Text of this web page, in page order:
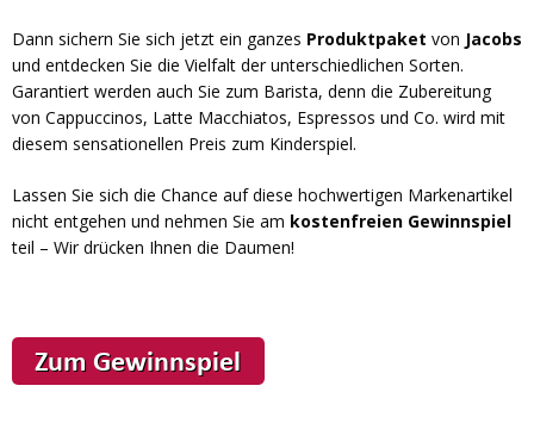
Dann sichern Sie sich jetzt ein ganzes Produktpaket von Jacobs
und entdecken Sie die Vielfalt der unterschiedlichen Sorten.
Garantiert werden auch Sie zum Barista, denn die Zubereitung
von Cappuccinos, Latte Macchiatos, Espressos und Co. wird mit
diesem sensationellen Preis zum Kinderspiel.
Lassen Sie sich die Chance auf diese hochwertigen Markenartikel
nicht entgehen und nehmen Sie am kostenfreien Gewinnspiel
teil – Wir drücken Ihnen die Daumen!